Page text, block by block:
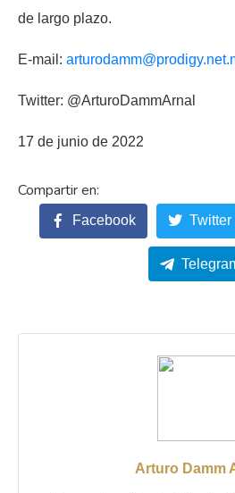
de largo plazo.
E-mail:
Twitter: @ArturoDammArnal
17 de junio de 2022
Facebook Twitter
Arturo Damm